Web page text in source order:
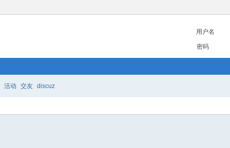
用户名
密码
活动 交友 discuz